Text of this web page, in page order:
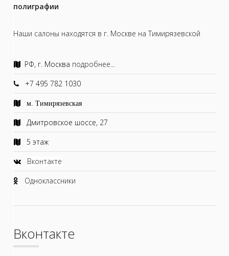
полиграфии
Наши салоны находятся в г. Москве на Тимирязевской
РФ, г. Москва подробнее...
+7 495 782 1030
м. Тимирязевская
Дмитровское шоссе, 27
5 этаж
Вконтакте
Одноклассники
Вконтакте